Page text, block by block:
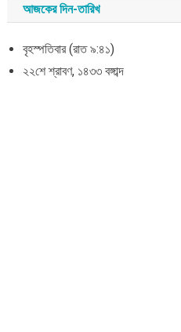
আজকের দিন-তারিখ
বৃহস্পতিবার (রাত ৯:৪১)
২২শে শ্রাবণ, ১৪৩৩ বঙ্গাব্দ